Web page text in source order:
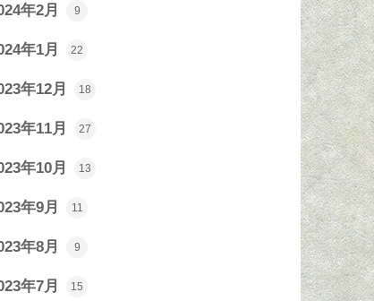
年2月 9
年1月 22
年12月 18
年11月 27
年10月 13
年9月 11
年8月 9
年7月 15